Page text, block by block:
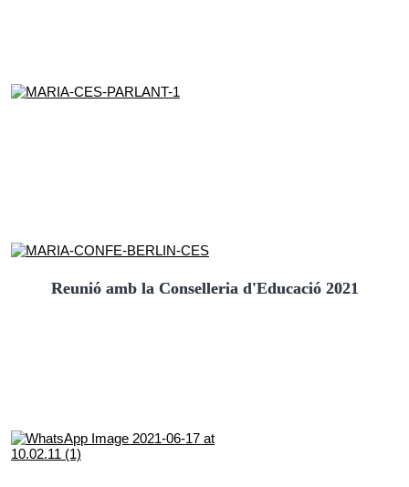
Reunió amb la Conselleria d'Educació 2021